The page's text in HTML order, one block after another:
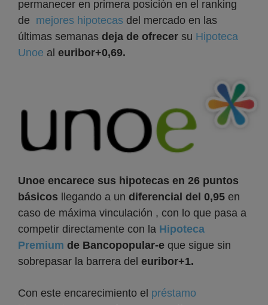
permanecer en primera posición en el ranking
de mejores hipotecas del mercado en las
últimas semanas deja de ofrecer su Hipoteca
Unoe al euribor+0,69.
Unoe encarece sus hipotecas en 26 puntos
básicos llegando a un diferencial del 0,95 en
caso de máxima vinculación , con lo que pasa a
competir directamente con la Hipoteca
Premium de Bancopopular-e que sigue sin
sobrepasar la barrera del euribor+1.
Con este encarecimiento el préstamo